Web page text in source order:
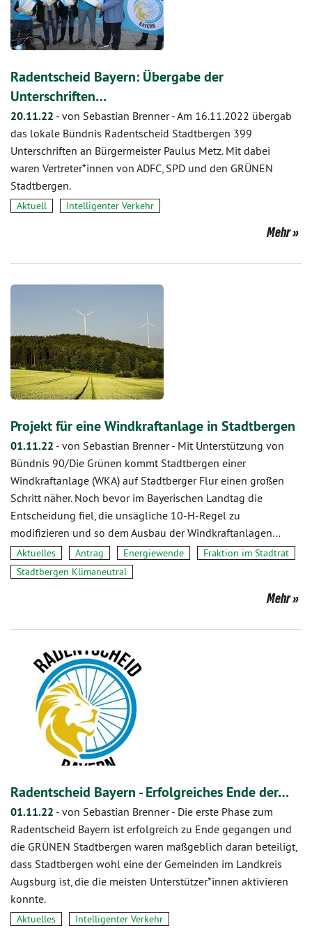
Radentscheid Bayern: Übergabe der
Unterschriften…
20.11.22 - von Sebastian Brenner-Am 16.11.2022 übergab
das lokale Bündnis Radentscheid Stadtbergen 399
Unterschriften an Bürgermeister Paulus Metz. Mit dabei
waren Vertreter*innen von ADFC, SPD und den GRÜNEN
Stadtbergen.
Aktuell Intelligenter Verkehr
Mehr
Projekt für eine Windkraftanlage in Stadtbergen
01.11.22 - von Sebastian Brenner- Mit Unterstützung von
Bündnis 90/Die Grünen kommt Stadtbergen einer
Windkraftanlage (WKA) auf Stadtberger Flur einen großen
Schritt näher. Noch bevor im Bayerischen Landtag die
Entscheidung fiel, die unsägliche 10-H-Regel zu
modifizieren und so dem Ausbau der Windkraftanlagen…
Aktuelles Antrag Energiewende
Fraktion im Stadtrat
Stadtbergen Klimaneutral
Mehr
Radentscheid Bayern - Erfolgreiches Ende der…
01.11.22 - von Sebastian Brenner- Die erste Phase zum
Radentscheid Bayern ist erfolgreich zu Ende gegangen und
die GRÜNEN Stadtbergen waren maßgeblich daran beteiligt,
dass Stadtbergen wohl eine der Gemeinden im Landkreis
Augsburg ist, die die meisten Unterstützer*innen aktivieren
konnte.
Aktuelles Intelligenter Verkehr